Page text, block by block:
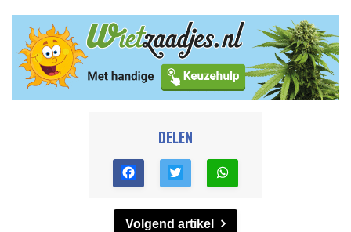
DELEN
Volgend artikel